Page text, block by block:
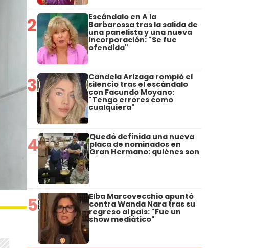
2 Escándalo en A la
Barbarossa tras la salida de
una panelista y una nueva
incorporación: "Se fue
ofendida"
3 Candela Arizaga rompió el
silencio tras el escándalo
con Facundo Moyano:
"Tengo errores como
cualquiera"
4 Quedó definida una nueva
placa de nominados en
Gran Hermano: quiénes son
5 Elba Marcovecchio apuntó
contra Wanda Nara tras su
regreso al país: "Fue un
show mediático"